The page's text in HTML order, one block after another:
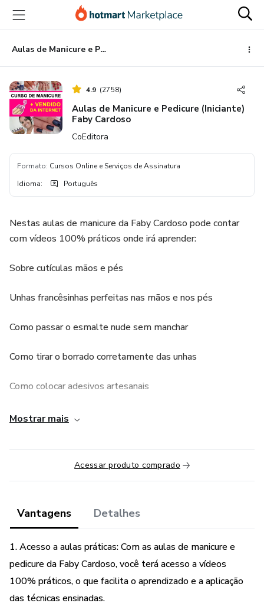
para
conteúdo
principal
para
pagamento
para
rodapé
Aulas de Manicure e Pedicure (Iniciante) Faby Cardoso
4.9 (2758)
Aulas de Manicure e Pedicure (Iniciante)
Faby Cardoso
CoEditora
Formato: Cursos Online e Serviços de Assinatura
Idioma: Português
Nestas aulas de manicure da Faby Cardoso pode contar
com vídeos 100% práticos onde irá aprender:
Sobre cutículas mãos e pés
Unhas francêsinhas perfeitas nas mãos e nos pés
Como passar o esmalte nude sem manchar
Como tirar o borrado corretamente das unhas
Como colocar adesivos artesanais
e muito mais....
Mostrar mais
Acessar produto comprado
Vantagens Detalhes
1. Acesso a aulas práticas: Com as aulas de manicure e
pedicure da Faby Cardoso, você terá acesso a vídeos
100% práticos, o que facilita o aprendizado e a aplicação
das técnicas ensinadas.